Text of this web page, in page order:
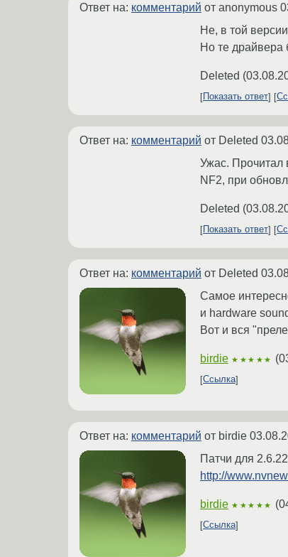
Ответ на: комментарий от anonymous
Не, в той
Но те драйвера
Deleted (
Показать ответ
Ответ на: комментарий от Deleted
Ужас. Прочитал
NF2, при
Deleted (
Показать ответ
Ответ на: комментарий от Deleted
Самое
и hardware
Вот и вся
birdie ★★★★★ (
Ссылка
Ответ на: комментарий от birdie
Патчи для
http://
birdie ★★★★★ (
Ссылка